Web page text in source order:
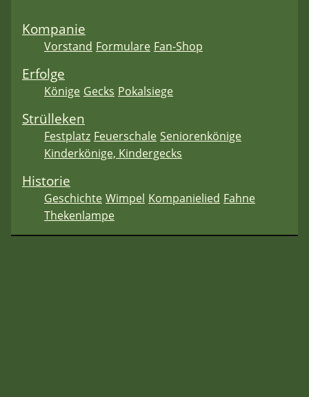
Kompanie
Vorstand Formulare Fan-Shop
Erfolge
Könige Gecks Pokalsiege
Strülleken
Festplatz Feuerschale Seniorenkönige
Kinderkönige, Kindergecks
Historie
Geschichte Wimpel Kompanielied Fahne
Thekenlampe